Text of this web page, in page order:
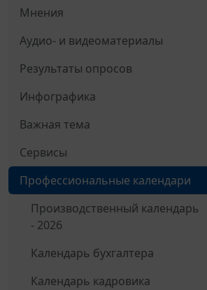
Мнения
Аудио- и видеоматериалы
Результаты опросов
Инфографика
Важная тема
Сервисы
Профессиональные календари
Производственный календарь
- 2026
Календарь бухгалтера
Календарь кадровика